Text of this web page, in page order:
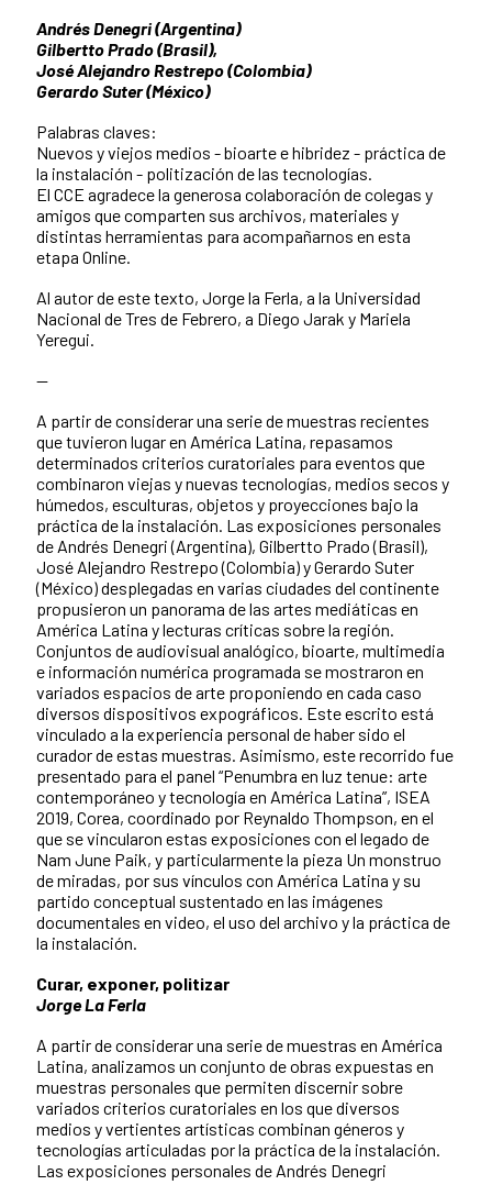
Andrés Denegri (Argentina)
Gilbertto Prado (Brasil),
José Alejandro Restrepo (Colombia)
Gerardo Suter (México)
Palabras claves:
Nuevos y viejos medios - bioarte e hibridez - práctica de
la instalación - politización de las tecnologías.
El CCE agradece la generosa colaboración de colegas y
amigos que comparten sus archivos, materiales y
distintas herramientas para acompañarnos en esta
etapa Online.
Al autor de este texto, Jorge la Ferla, a la Universidad
Nacional de Tres de Febrero, a Diego Jarak y Mariela
Yeregui.
--
A partir de considerar una serie de muestras recientes
que tuvieron lugar en América Latina, repasamos
determinados criterios curatoriales para eventos que
combinaron viejas y nuevas tecnologías, medios secos y
húmedos, esculturas, objetos y proyecciones bajo la
práctica de la instalación. Las exposiciones personales
de Andrés Denegri (Argentina), Gilbertto Prado (Brasil),
José Alejandro Restrepo (Colombia) y Gerardo Suter
(México) desplegadas en varias ciudades del continente
propusieron un panorama de las artes mediáticas en
América Latina y lecturas críticas sobre la región.
Conjuntos de audiovisual analógico, bioarte, multimedia
e información numérica programada se mostraron en
variados espacios de arte proponiendo en cada caso
diversos dispositivos expográficos. Este escrito está
vinculado a la experiencia personal de haber sido el
curador de estas muestras. Asimismo, este recorrido fue
presentado para el panel “Penumbra en luz tenue: arte
contemporáneo y tecnología en América Latina”, ISEA
2019, Corea, coordinado por Reynaldo Thompson, en el
que se vincularon estas exposiciones con el legado de
Nam June Paik, y particularmente la pieza Un monstruo
de miradas, por sus vínculos con América Latina y su
partido conceptual sustentado en las imágenes
documentales en video, el uso del archivo y la práctica de
la instalación.
Curar, exponer, politizar
Jorge La Ferla
A partir de considerar una serie de muestras en América
Latina, analizamos un conjunto de obras expuestas en
muestras personales que permiten discernir sobre
variados criterios curatoriales en los que diversos
medios y vertientes artísticas combinan géneros y
tecnologías articuladas por la práctica de la instalación.
Las exposiciones personales de Andrés Denegri